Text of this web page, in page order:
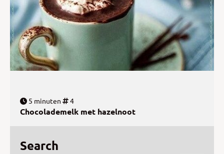
5 minuten 4
Chocolademelk met hazelnoot
Search